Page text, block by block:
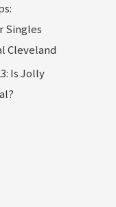
Singles
Cleveland
Is Jolly